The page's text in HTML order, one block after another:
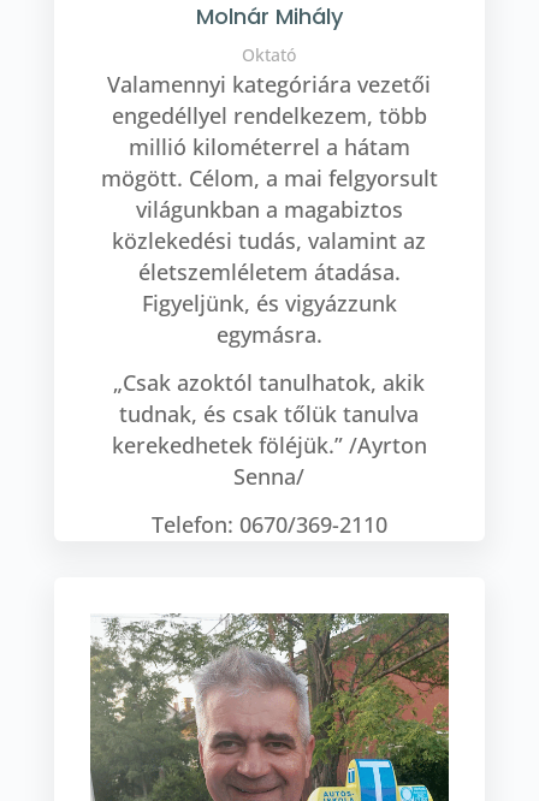
Molnár Mihály
Oktató
Valamennyi kategóriára vezetői
engedéllyel rendelkezem, több
millió kilométerrel a hátam
mögött. Célom, a mai felgyorsult
világunkban a magabiztos
közlekedési tudás, valamint az
életszemléletem átadása.
Figyeljünk, és vigyázzunk
egymásra.
„Csak azoktól tanulhatok, akik
tudnak, és csak tőlük tanulva
kerekedhetek föléjük.” /Ayrton
Senna/
Telefon: 0670/369-2110